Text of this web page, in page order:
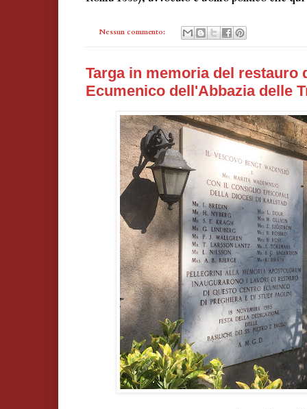
Nessun commento:
Targa in memoria del restauro
Ecumenico dell'Abbazia delle